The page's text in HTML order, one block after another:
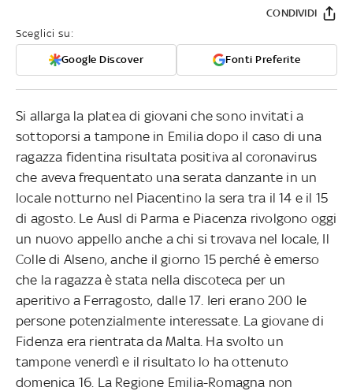
Sceglici su:
Google Discover Fonti Preferite
CONDIVIDI
Si allarga la platea di giovani che sono invitati a
sottoporsi a tampone in Emilia dopo il caso di una
ragazza fidentina risultata positiva al coronavirus
che aveva frequentato una serata danzante in un
locale notturno nel Piacentino la sera tra il 14 e il 15
di agosto. Le Ausl di Parma e Piacenza rivolgono oggi
un nuovo appello anche a chi si trovava nel locale, Il
Colle di Alseno, anche il giorno 15 perché è emerso
che la ragazza è stata nella discoteca per un
aperitivo a Ferragosto, dalle 17. Ieri erano 200 le
persone potenzialmente interessate. La giovane di
Fidenza era rientrata da Malta. Ha svolto un
tampone venerdì e il risultato lo ha ottenuto
domenica 16. La Regione Emilia-Romagna non